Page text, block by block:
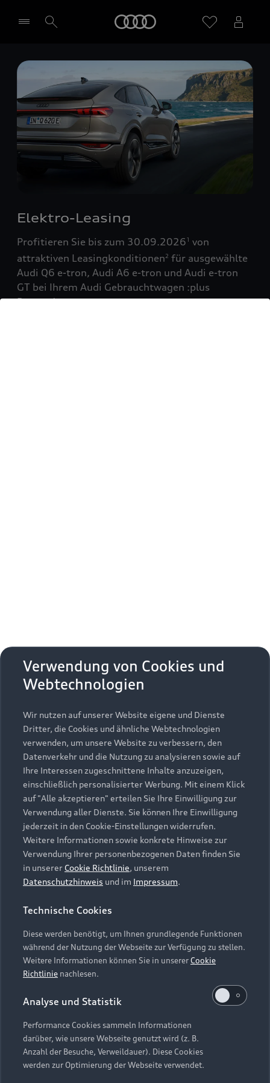
Händler wählen
Elektro-Leasing
Profitieren Sie bis zum 30.09.20261 von
attraktiven Leasingkonditionen2 für ausgewählte
Audi Q6 e-tron, Audi A6 e-tron und Audi e-tron
GT bei Ihrem Audi Gebrauchtwagen :plus
Partner!
Zurück nach oben
Modelle
Alle Modelle
Modelle vergleichen
Elektromodelle
Plug-in-Hybride
Kaufen & leasen
Neuwagensuche
Gebrauchtwagensuche
Gebrauchtwagen
Finanzierung
Aktionen & Angebote
Geschäftskunden
Service & Zubehör
Saisonale Angebote
Audi Services
Garantie
Audi digital services
myAudi
Support
Kundenservice
Händlersuche
Audi Code
Online-Terminvereinbarung
Servicekontakt
Vertrag widerrufen
Über Audi
Unternehmen
Karriere
Investor Relations
Presse & Media Center
Datenschutz
Audi erleben
Newsletter
Impressum Rechtliches
Hinweisgebersystem
Datenschutzinformation
Cookie-Einstellungen
Cookie-Richtlinie
Barrierefreiheit
Hinweis: Die aktuelle Darstellung und Anordnung der
Embleme am Fahrzeug bei allen Abbildungen auf dieser
Webseite kann abweichen.
Verwendung von Cookies und
Webtechnologien
Wir nutzen auf unserer Website eigene und Dienste
Dritter, die Cookies und ähnliche Webtechnologien
verwenden, um unsere Website zu verbessern, den
Datenverkehr und die Nutzung zu analysieren sowie auf
Ihre Interessen zugeschnittene Inhalte anzuzeigen,
einschließlich personalisierter Werbung. Mit einem Klick
auf "Alle akzeptieren" erteilen Sie Ihre Einwilligung zur
Verwendung aller Dienste. Sie können Ihre Einwilligung
jederzeit in den Cookie-Einstellungen widerrufen.
Weitere Informationen sowie konkrete Hinweise zur
Verwendung Ihrer personenbezogenen Daten finden Sie
in unserer Cookie Richtlinie, unserem
Datenschutzhinweis und im Impressum.
Technische Cookies
Diese werden benötigt, um Ihnen grundlegende Funktionen
während der Nutzung der Webseite zur Verfügung zu stellen.
Weitere Informationen können Sie in unsererCookie
Richtlinie nachlesen.
Analyse und Statistik
Performance Cookies sammeln Informationen
darüber, wie unsere Webseite genutzt wird (z. B.
Anzahl der Besuche, Verweildauer). Diese Cookies
werden zur Optimierung der Webseite verwendet.